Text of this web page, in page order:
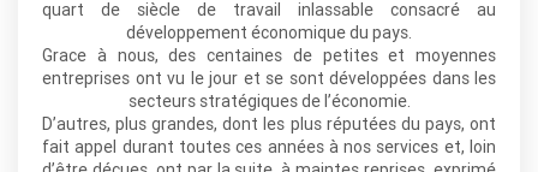
quart de siècle de travail inlassable consacré au
développement économique du pays.
Grace à nous, des centaines de petites et moyennes
entreprises ont vu le jour et se sont développées dans les
secteurs stratégiques de l’économie.
D’autres, plus grandes, dont les plus réputées du pays, ont
fait appel durant toutes ces années à nos services et, loin